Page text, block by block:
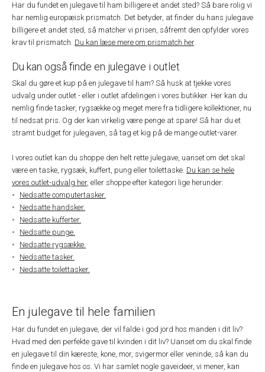
Har du fundet en julegave til ham billigere et andet sted? Så bare rolig vi
har nemlig europæisk prismatch. Det betyder, at finder du hans julegave
billigere et andet sted, så matcher vi prisen, såfremt den opfylder vores
krav til prismatch. Du kan læse mere om prismatch her.
Du kan også finde en julegave i outlet
Skal du gøre et kup på en julegave til ham? Så husk at tjekke vores
udvalg under outlet - eller i outlet afdelingen i vores butikker. Her kan du
nemlig finde tasker, rygsække og meget mere fra tidligere kollektioner, nu
til nedsat pris. Og der kan virkelig være penge at spare! Så har du et
stramt budget for julegaven, så tag et kig på de mange outlet-varer.
I vores outlet kan du shoppe den helt rette julegave, uanset om det skal
være en taske, rygsæk, kuffert, pung eller toilettaske. Du kan se hele
vores outlet-udvalg her, eller shoppe efter kategori lige herunder:
Nedsatte computertasker.
Nedsatte handsker.
Nedsatte kufferter.
Nedsatte punge.
Nedsatte rygsække.
Nedsatte tasker.
Nedsatte toilettasker.
En julegave til hele familien
Har du fundet en julegave, der vil falde i god jord hos manden i dit liv?
Hvad med den perfekte gave til kvinden i dit liv? Uanset om du skal finde
en julegave til din kæreste, kone, mor, svigermor eller veninde, så kan du
finde en julegave hos os. Vi har samlet nogle gaveideer, vi mener, kan